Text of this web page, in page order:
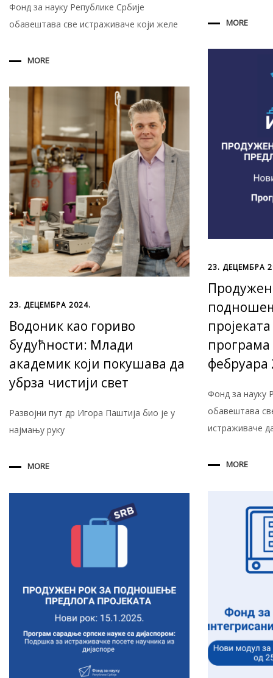
Фонд за науку Републике Србије
обавештава све истраживаче који желе
MORE
MORE
23. ДЕЦЕМБРА
Продужен
програма
фебруара
Фoнд за науку
обавештава
истраживаче
MORE
23. ДЕЦЕМБРА 2024.
Водоник као гориво
будућности: Млади
академик који покушава да
убрза чистији свет
Развојни пут др Игора Паштија био је у
најмању руку
MORE